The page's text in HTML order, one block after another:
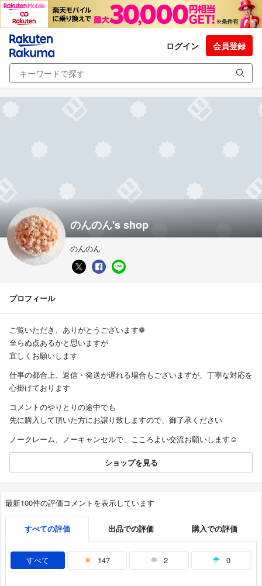
ログイン 会員登録
のんのん's shop
のんのん
プロフィール
ご覧いただき、ありがとうございます❁
至らぬ点あるかと思いますが
宜しくお願いします
仕事の都合上、返信・発送が遅れる場合もございますが、丁寧な対応を
心掛けております
コメントのやりとりの途中でも
先に購入して頂いた方にお譲り致しますので、御了承ください
ノークレーム、ノーキャンセルで、こころよい交流お願いします☺︎
ショップを見る
最新100件の評価コメントを表示しています
すべての評価 出品での評価 購入での評価
すべて 147 2 0